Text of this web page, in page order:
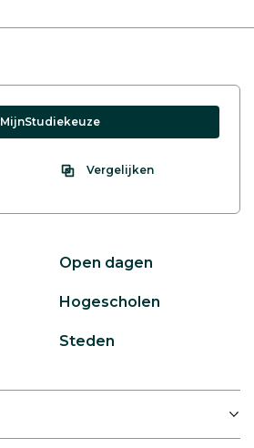
MijnStudiekeuze
Vergelijken
Open dagen
Hogescholen
Steden